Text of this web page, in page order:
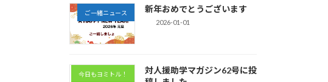
ご一緒ニュース 新年おめでとうございます
2026-01-01
今日もヨミトル！
対人援助学マガジン62号に投